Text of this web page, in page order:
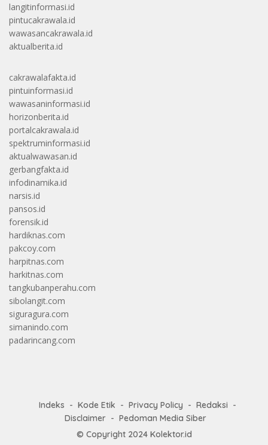
langitinformasi.id
pintucakrawala.id
wawasancakrawala.id
aktualberita.id
cakrawalafakta.id
pintuinformasi.id
wawasaninformasi.id
horizonberita.id
portalcakrawala.id
spektruminformasi.id
aktualwawasan.id
gerbangfakta.id
infodinamika.id
narsis.id
pansos.id
forensik.id
hardiknas.com
pakcoy.com
harpitnas.com
harkitnas.com
tangkubanperahu.com
sibolangit.com
siguragura.com
simanindo.com
padarincang.com
Indeks Kode Etik Privacy Policy
Redaksi
Disclaimer
Pedoman Media Siber
© Copyright 2024 Kolektor.id